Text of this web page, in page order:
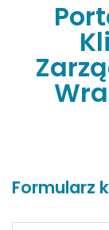
Formularz